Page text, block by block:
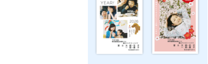
ビジネス
キャラクター